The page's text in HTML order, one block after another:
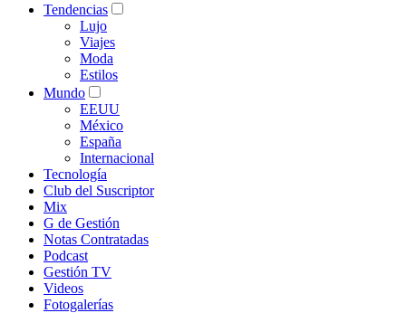
Tendencias
Lujo
Viajes
Moda
Estilos
Mundo
EEUU
México
España
Internacional
Tecnología
Club del Suscriptor
Mix
G de Gestión
Notas Contratadas
Podcast
Gestión TV
Videos
Fotogalerías